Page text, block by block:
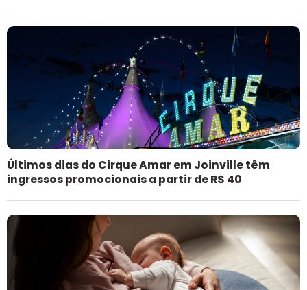
Últimos dias do Cirque Amar em Joinville têm
ingressos promocionais a partir de R$ 40